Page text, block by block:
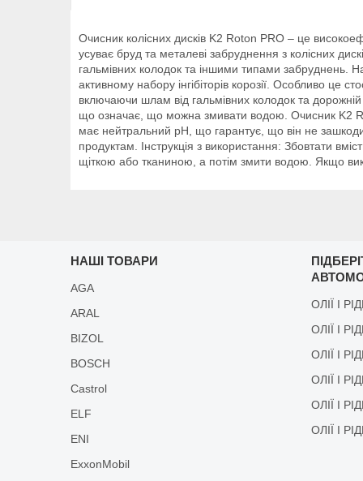
Очисник колісних дисків K2 Roton PRO – це
усуває бруд та металеві забруднення з колісних
гальмівних колодок та іншими типами забруднень.
активному набору інгібіторів корозії. Особливо це
включаючи шлам від гальмівних колодок та
що означає, що можна змивати водою. Очисник K2
має нейтральний pH, що гарантує, що він не
продуктам. Інструкція з використання: Збовтати
щіткою або тканиною, а потім змити водою. Якщо
НАШІ ТОВАРИ
AGA
ARAL
BIZOL
BOSCH
Castrol
ELF
ENI
ExxonMobil
ОЛІЇ І
ОЛІЇ І
ОЛІЇ І
ОЛІЇ І
ОЛІЇ І
ОЛІЇ І